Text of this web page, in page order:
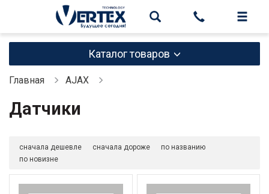
Каталог товаров
Главная AJAX
Датчики
сначала дешевле сначала дороже
по названию
по новизне